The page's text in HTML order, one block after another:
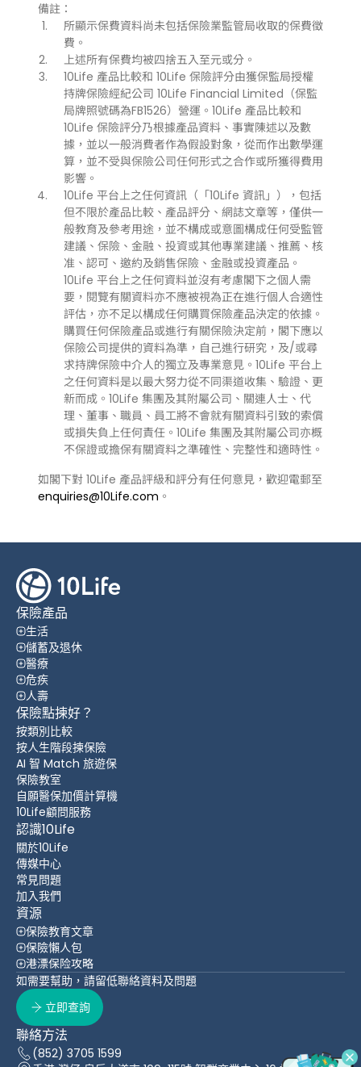
備註：
所顯示保費資料尚未包括保險業監管局收取的保費徵
費。
上述所有保費均被四捨五入至元或分。
10Life 產品比較和 10Life 保險評分由獲保監局授權
持牌保險經紀公司 10Life Financial Limited（保監
局牌照號碼為FB1526）營運。10Life 產品比較和
10Life 保險評分乃根據產品資料、事實陳述以及數
據，並以一般消費者作為假設對象，從而作出數學運
算，並不受與保險公司任何形式之合作或所獲得費用
影響。
10Life 平台上之任何資訊（「10Life 資訊」），包括
但不限於產品比較、產品評分、網誌文章等，僅供一
般教育及參考用途，並不構成或意圖構成任何受監管
建議、保險、金融、投資或其他專業建議、推薦、核
准、認可、邀約及銷售保險、金融或投資產品。
10Life 平台上之任何資料並沒有考慮閣下之個人需
要，閱覽有關資料亦不應被視為正在進行個人合適性
評估，亦不足以構成任何購買保險產品決定的依據。
購買任何保險產品或進行有關保險決定前，閣下應以
保險公司提供的資料為準，自己進行研究，及/或尋
求持牌保險中介人的獨立及專業意見。10Life 平台上
之任何資料是以最大努力從不同渠道收集、驗證、更
新而成。10Life 集團及其附屬公司、關連人士、代
理、董事、職員、員工將不會就有關資料引致的索償
或損失負上任何責任。10Life 集團及其附屬公司亦概
不保證或擔保有關資料之準確性、完整性和適時性。
如閣下對 10Life 產品評級和評分有任何意見，歡迎電郵至
enquiries@10Life.com 。
保險產品
生活
儲蓄及退休
醫療
危疾
人壽
保險點揀好？
按類別比較
按人生階段揀保險
AI 智 Match 旅遊保
保險教室
自願醫保加價計算機
10Life顧問服務
認識10Life
關於10Life
傳媒中心
常見問題
加入我們
資源
保險教育文章
保險懶人包
港漂保险攻略
如需要幫助，請留低聯絡資料及問題
立即查詢
聯絡方法
(852) 3705 1599